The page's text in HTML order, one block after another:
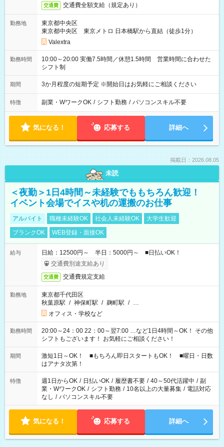
交通費 交通費全額支給（規定あり）
勤務地
東京都中央区
東京都中央区 東京メトロ 日本橋駅から直結（徒歩1分）
Valextra
勤務時間
10:00～20:00 実働7.5時間／休憩1.5時間 営業時間に合わせた
シフト制
期間 3か月程度の短期予定 ※開始日はお気軽にご相談ください
特徴 副業・WワークOK / シフト勤務 / パソコンスキル不要
気になる！ 応募する 詳細へ
掲載日：2026.08.05
未読
＜夜勤＞1日4時間～未経験でももちろん歓迎！
イベント会場でイスや机の運搬のお仕事
アルバイト 職種未経験OK 社会人未経験OK
大学生歓迎
ブランクOK
WEB登録・面接OK
給与
日給：12500円～ 半日：5000円～ ■日払いOK！
交通費別途支給あり
交通費 交通費規定支給
勤務地
東京都千代田区
秋葉原駅 / 神保町駅 / 麹町駅 / …
オフィス・学校など
勤務時間
20:00～24：00 22：00～翌7:00 …など1日4時間～OK！ その他
シフトもございます！ お気軽にご相談ください！
期間
激短1日～OK！ ■もちろん即日スタートもOK！ ■曜日・日数
はアナタ次第！
特徴 週1日からOK / 日払いOK / 履歴書不要 / 40～50代活躍中 / 副
業・WワークOK / シフト勤務 / 10名以上の大量募集 / 電話対応
なし / パソコンスキル不要
気になる！ 応募する 詳細へ